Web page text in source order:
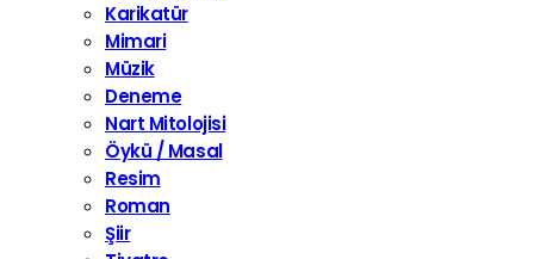
Karikatür
Mimari
Müzik
Deneme
Nart Mitolojisi
Öykü / Masal
Resim
Roman
Şiir